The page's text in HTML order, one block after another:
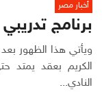
أخبار مصر
برنامج
ويأتي هذا الظهور
النادي...